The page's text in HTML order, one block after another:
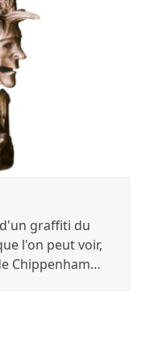
graffiti du
l'on peut voir,
Chippenham…